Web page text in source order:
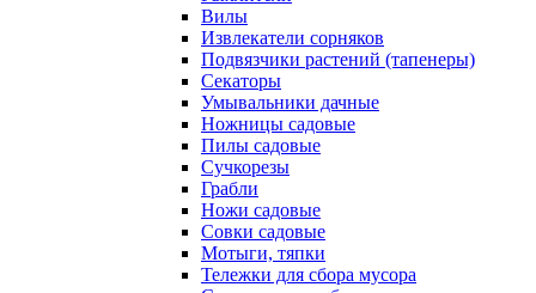
Вилы
Извлекатели сорняков
Подвязчики растений (тапенеры)
Секаторы
Умывальники дачные
Ножницы садовые
Пилы садовые
Сучкорезы
Грабли
Ножи садовые
Совки садовые
Мотыги, тяпки
Тележки для сбора мусора